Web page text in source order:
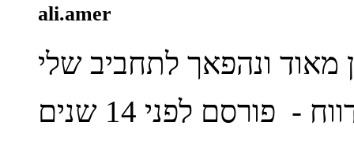
ali.amer
מאוד ונהפאך לתחביב שלי
- פורסם לפני 14 שנים